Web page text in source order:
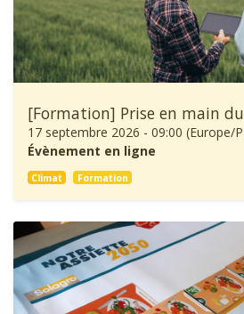
17 septembre 2026 - 09:00 (Europe/
Évènement en ligne
Climat Formation